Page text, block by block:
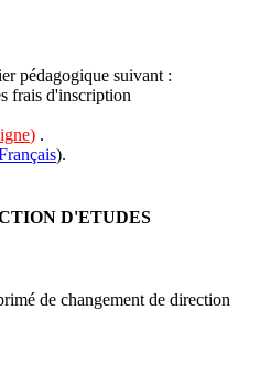
pédagogique suivant :
frais d'inscription
) .
).
D'ETUDES
de changement de direction